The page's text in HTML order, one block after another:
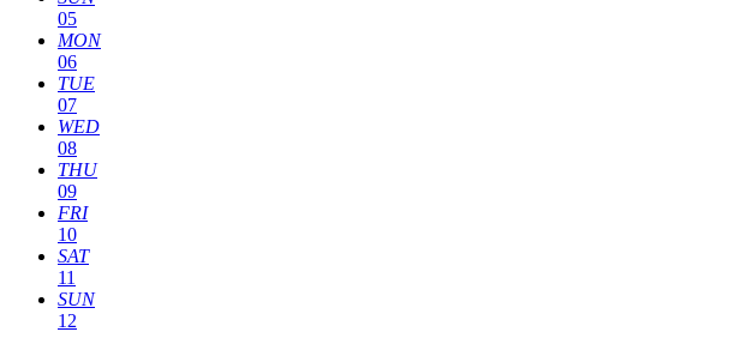
05
MON
06
TUE
07
WED
08
THU
09
FRI
10
SAT
11
SUN
12